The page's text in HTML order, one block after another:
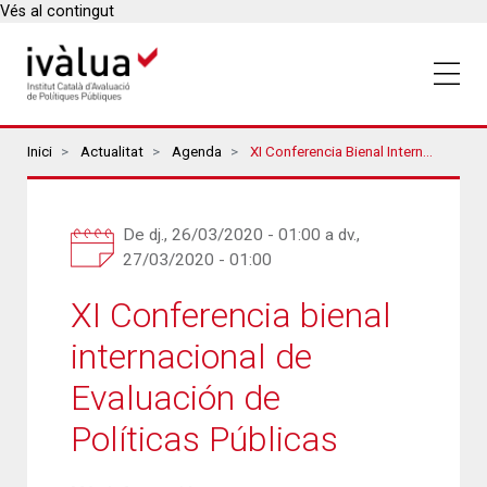
Vés al contingut
Breadcrumbs
Inici Actualitat Agenda XI Conferencia Bienal Internacional De Evaluación De Políticas Públicas
De dj., 26/03/2020 - 01:00 a dv.,
27/03/2020 - 01:00
XI Conferencia bienal
internacional de
Evaluación de
Políticas Públicas